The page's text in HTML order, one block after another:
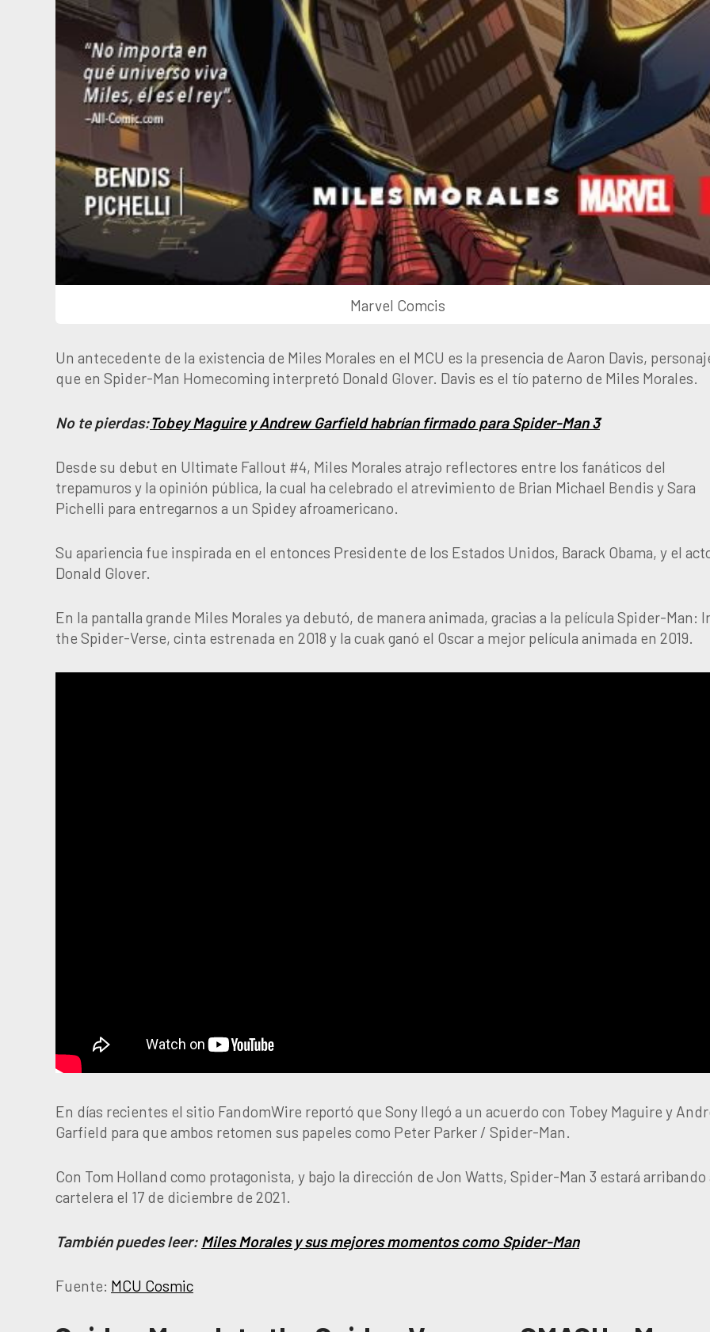
Marvel Comcis
Un antecedente de la existencia de Miles Morales en el MCU es la presencia de Aaron Davis,
que en Spider-Man Homecoming interpretó Donald Glover. Davis es el tío paterno de Miles Morales.
No te pierdas:Tobey Maguire y Andrew Garfield habrían firmado para Spider-Man 3
Desde su debut en Ultimate Fallout #4, Miles Morales atrajo reflectores entre los fanáticos del
trepamuros y la opinión pública, la cual ha celebrado el atrevimiento de Brian Michael Bendis y Sara
Pichelli para entregarnos a un Spidey afroamericano.
Su apariencia fue inspirada en el entonces Presidente de los Estados Unidos, Barack Obama, y el
Donald Glover.
En la pantalla grande Miles Morales ya debutó, de manera animada, gracias a la película Spider-Man:
the Spider-Verse, cinta estrenada en 2018 y la cuak ganó el Oscar a mejor película animada en 2019.
En días recientes el sitio FandomWire reportó que Sony llegó a un acuerdo con Tobey Maguire y
Garfield para que ambos retomen sus papeles como Peter Parker / Spider-Man.
Con Tom Holland como protagonista, y bajo la dirección de Jon Watts, Spider-Man 3 estará arribando
cartelera el 17 de diciembre de 2021.
También puedes leer: Miles Morales y sus mejores momentos como Spider-Man
Fuente: MCU Cosmic